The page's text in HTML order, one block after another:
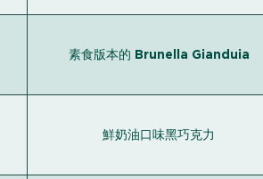
素食版本的 Brunella Gianduia
鮮奶油口味黑巧克力